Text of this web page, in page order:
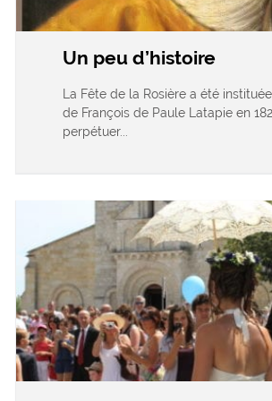
Un peu d’histoire
La Fête de la Rosière a été
de François de Paule Latapie en
perpétuer...